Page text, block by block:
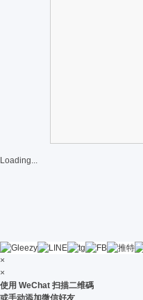
Loading...
×
×
使用 WeChat 扫描二维碼
或手动添加微信好友